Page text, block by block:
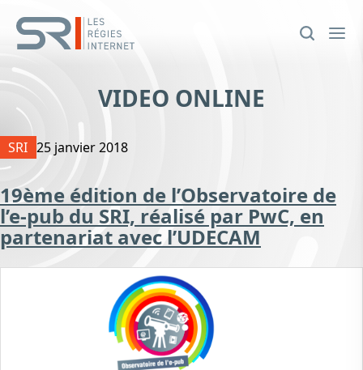
VIDEO ONLINE
SRI 25 janvier 2018
19ème édition de l’Observatoire de
l’e-pub du SRI, réalisé par PwC, en
partenariat avec l’UDECAM